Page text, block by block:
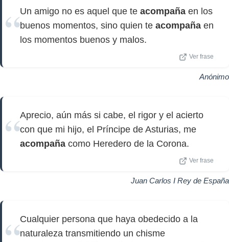
Un amigo no es aquel que te acompaña en los
buenos momentos, sino quien te acompaña en
los momentos buenos y malos.
Ver frase
Anónimo
Aprecio, aún más si cabe, el rigor y el acierto
con que mi hijo, el Príncipe de Asturias, me
acompaña como Heredero de la Corona.
Ver frase
Juan Carlos I Rey de España
Cualquier persona que haya obedecido a la
naturaleza transmitiendo un chisme